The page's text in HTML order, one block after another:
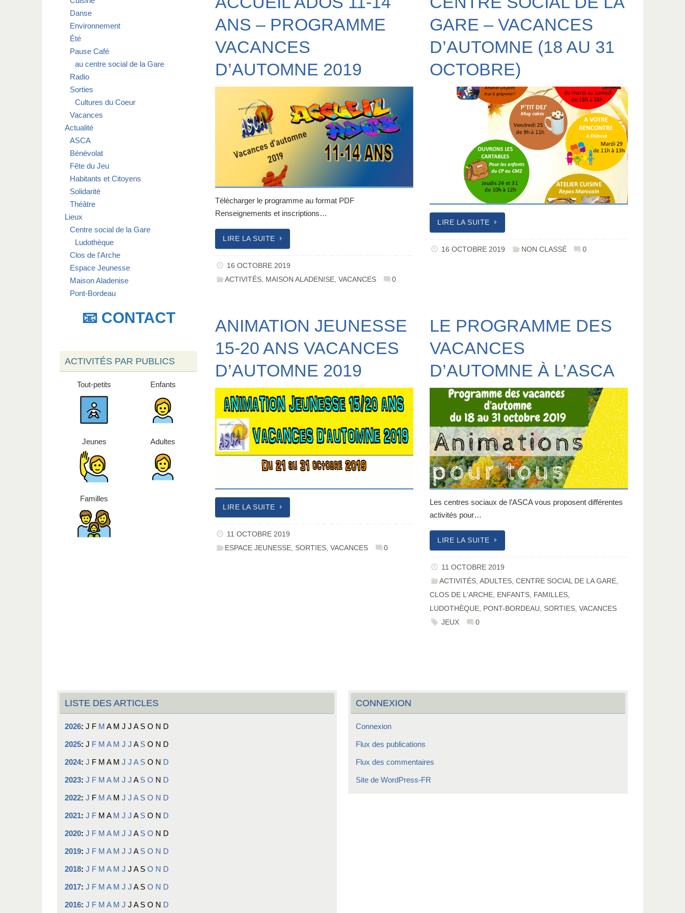
ANS – PROGRAMME
VACANCES
D’AUTOMNE 2019
Télécharger le programme au format PDF
Renseignements et inscriptions…
LIRE LA SUITE
16 OCTOBRE 2019
ACTIVITÉS, MAISON ALADENISE,VACANCES 0
GARE – VACANCES
D’AUTOMNE (18 AU 31
OCTOBRE)
LIRE LA SUITE
16 OCTOBRE 2019 NON CLASSÉ 0
ANIMATION JEUNESSE
15-20 ANS VACANCES
D’AUTOMNE 2019
LIRE LA SUITE
11 OCTOBRE 2019
ESPACE JEUNESSE SORTIES ,VACANCES 0
LE PROGRAMME DES
VACANCES
D’AUTOMNE À L’ASCA
Les centres sociaux de l’ASCA vous proposent différentes
activités pour…
LIRE LA SUITE
11 OCTOBRE 2019
ACTIVITÉS ,ADULTES ,CENTRE SOCIAL DE LA GARE
CLOS DE L'ARCHE ENFANTS FAMILLES
LUDOTHÈQUE PONT-BORDEAU SORTIES ,VACANCES
JEUX
0
Danse
Environnement
Été
Pause Café
au centre social de la Gare
Radio
Sorties
Cultures du Coeur
Vacances
Actualité
ASCA
Bénévolat
Fête du Jeu
Habitants et Citoyens
Solidarité
Théâtre
Lieux
Centre social de la Gare
Ludothèque
Clos de l'Arche
Espace Jeunesse
Maison Aladenise
Pont-Bordeau
📧 CONTACT
ACTIVITÉS PAR PUBLICS
Tout-petits Enfants
Jeunes Adultes
Familles
LISTE DES ARTICLES
2026: J F M A M J J A S O N D
2025: J F M A M J J A S O N D
2024: J F M A M J J A S O N D
2023: J F M A M J J A S O N D
2022: J F M A M J J A S O N D
2021: J F M A M J J A S O N D
2020: J F M A M J J A S O N D
2019: J F M A M J J A S O N D
2018: J F M A M J J A S O N D
2017: J F M A M J J A S O N D
2016: J F M A M J J A S O N D
CONNEXION
Connexion
Flux des publications
Flux des commentaires
Site de WordPress-FR